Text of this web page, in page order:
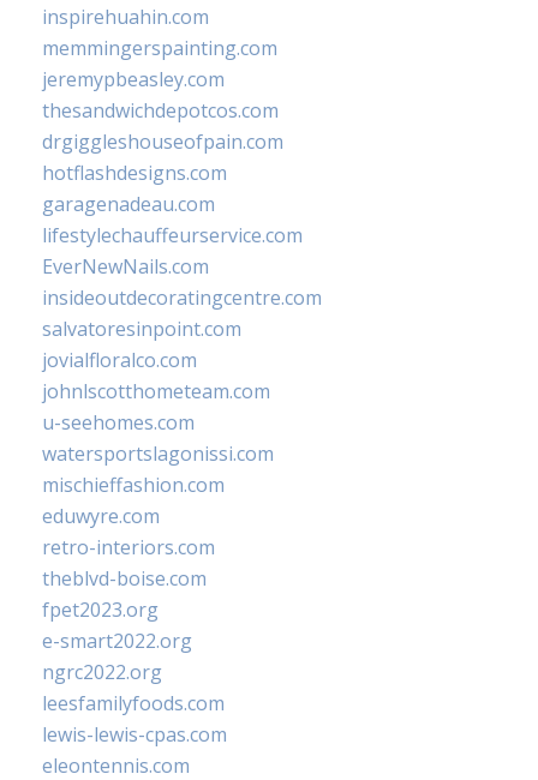
inspirehuahin.com
memmingerspainting.com
jeremypbeasley.com
thesandwichdepotcos.com
drgiggleshouseofpain.com
hotflashdesigns.com
garagenadeau.com
lifestylechauffeurservice.com
EverNewNails.com
insideoutdecoratingcentre.com
salvatoresinpoint.com
jovialfloralco.com
johnlscotthometeam.com
u-seehomes.com
watersportslagonissi.com
mischieffashion.com
eduwyre.com
retro-interiors.com
theblvd-boise.com
fpet2023.org
e-smart2022.org
ngrc2022.org
leesfamilyfoods.com
lewis-lewis-cpas.com
eleontennis.com